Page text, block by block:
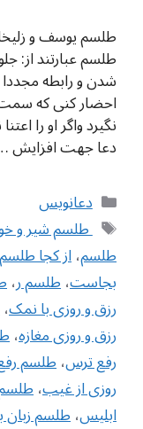
طلسم یوسف و
طلسم عبارتند از:
شدن و رابطه
احضار کنی که سمت
نگیرد واگر او را
دعا جهت افزایش
دسته‌ها
دعانویس
برچسب‌ها
طلسم شیر و
طلسم،از کجا
بجاست،طلسم ر،
رزق و روزی با نمک،
رزق و روزی مغازه،
رفع ترس،طلسم
روزی از غیب،طلسم
ابلیس،طلسم زبان